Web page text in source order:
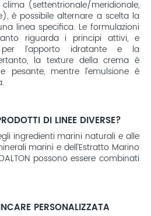
(settentrionale/meridionale,
è possibile alternare a scelta la
linea specifica. Le formulazioni
riguarda i principi attivi, e
per l’apporto idratante e la
la texture della crema è
pesante, mentre l’emulsione è
DI LINEE DIVERSE?
ingredienti marini naturali e alle
marini e dell’Estratto Marino
possono essere combinati
PERSONALIZZATA